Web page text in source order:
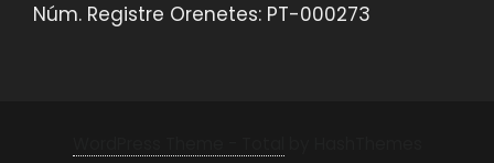
Núm. Registre Orenetes: PT-000273